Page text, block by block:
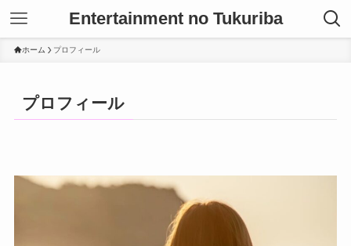
Entertainment no Tukuriba
ホーム プロフィール
プロフィール